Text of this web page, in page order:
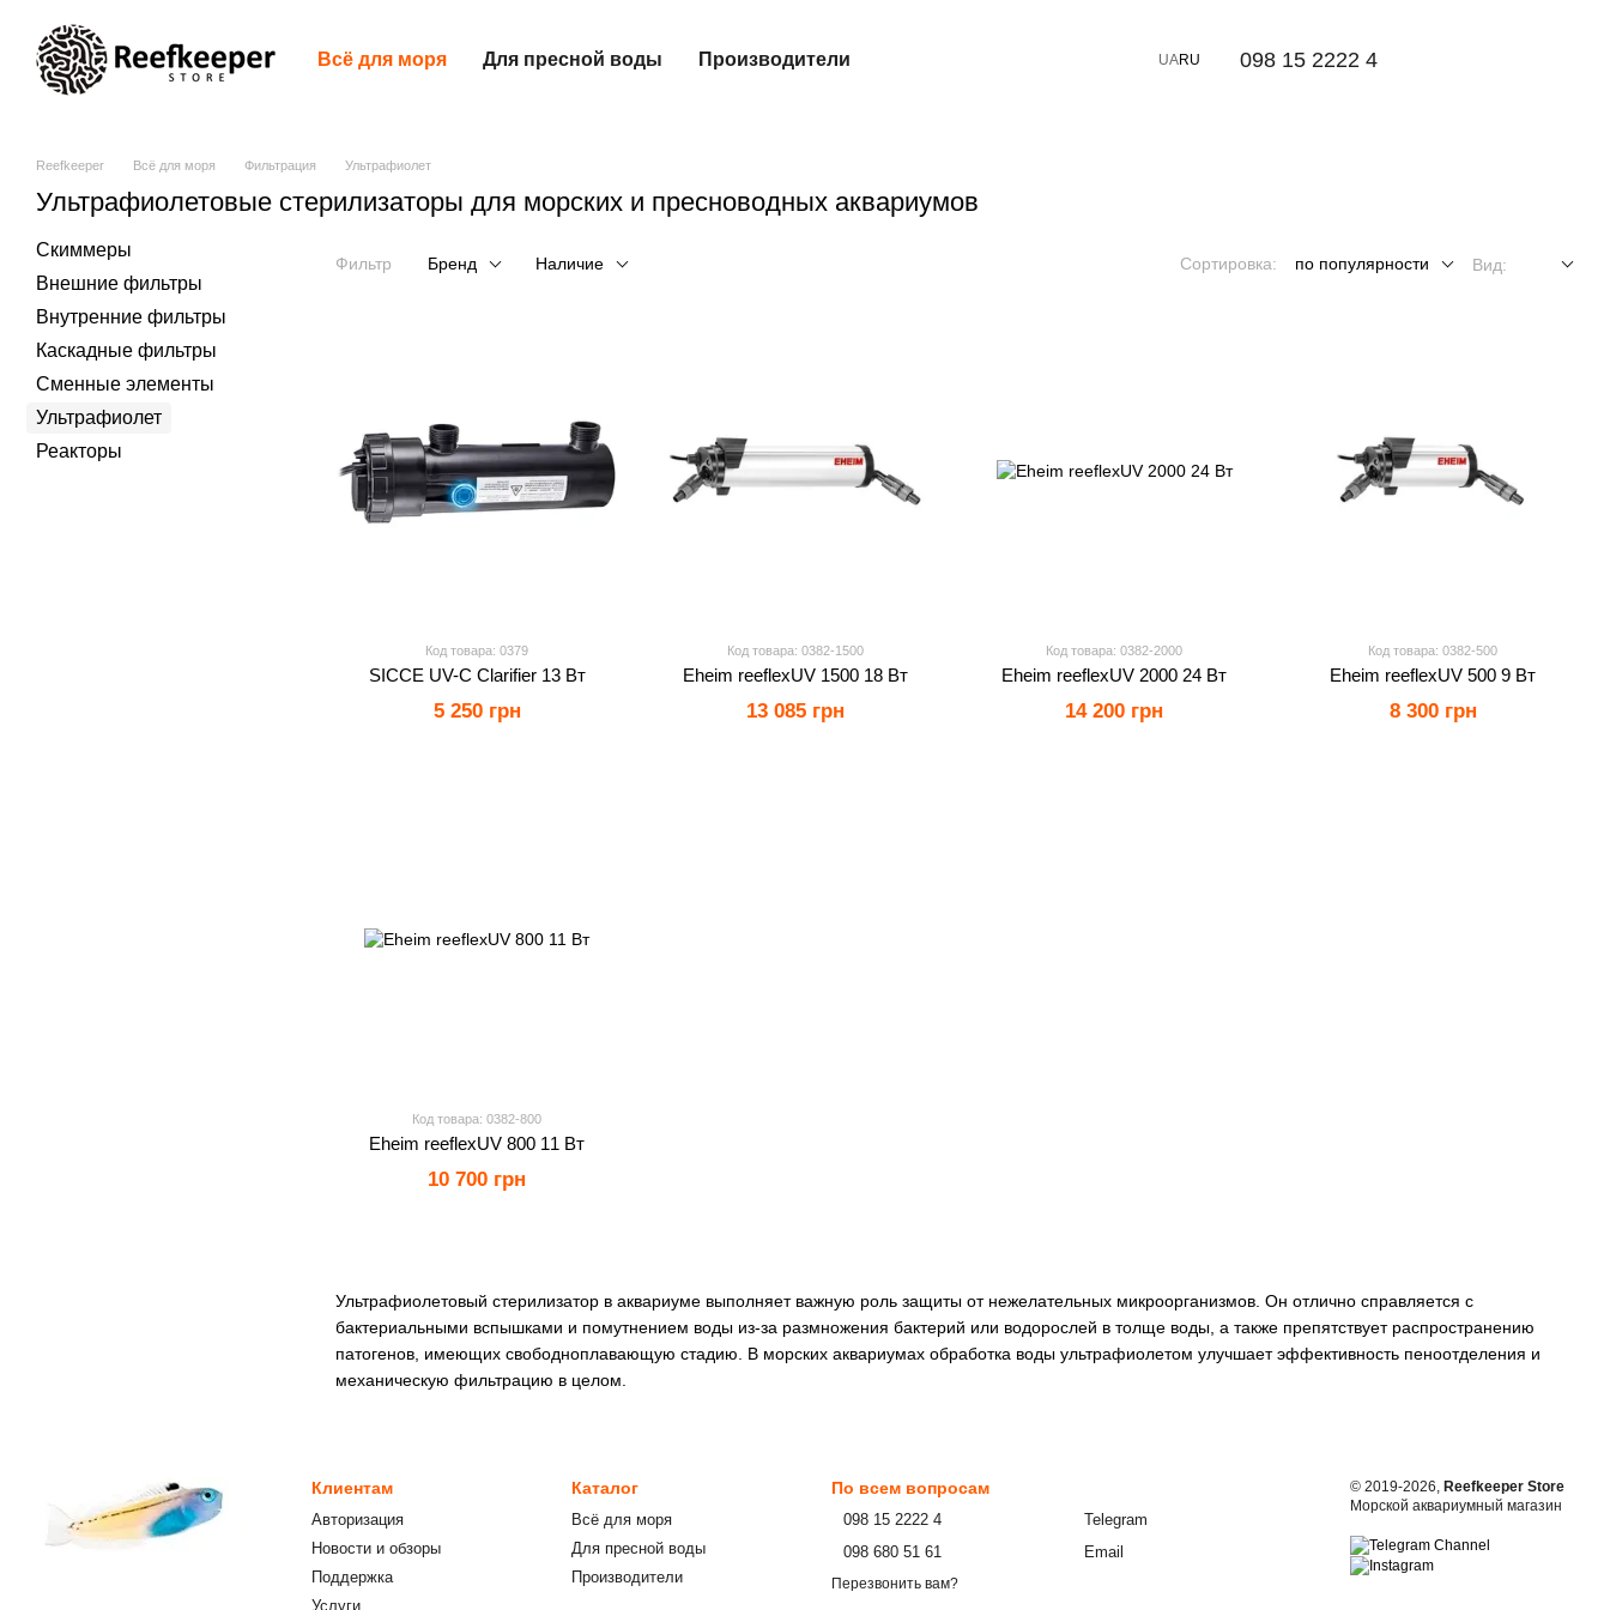
Всё для моря Для пресной воды Производители UARU ⠀098 15 2222 4
Reefkeeper Всё для моря Фильтрация Ультрафиолет
Ультрафиолетовые стерилизаторы для морских и пресноводных аквариумов
Фильтр Бренд Наличие Сортировка: по популярности Вид:
Ультрафиолетовый стерилизатор в аквариуме выполняет важную роль защиты от нежелательных микроорганизмов. Он отлично справляется с
бактериальными вспышками и помутнением воды из-за размножения бактерий или водорослей в толще воды, а также препятствует распространению
патогенов, имеющих свободноплавающую стадию. В морских аквариумах обработка воды ультрафиолетом улучшает эффективность пеноотделения и
механическую фильтрацию в целом.
Код товара: 0379
SICCE UV-C Clarifier 13 Вт
5 250 грн
Код товара: 0382-1500
Eheim reeflexUV 1500 18 Вт
13 085 грн
Код товара: 0382-2000
Eheim reeflexUV 2000 24 Вт
14 200 грн
Код товара: 0382-500
Eheim reeflexUV 500 9 Вт
8 300 грн
Код товара: 0382-800
Eheim reeflexUV 800 11 Вт
10 700 грн
Скиммеры
Внешние фильтры
Внутренние фильтры
Каскадные фильтры
Сменные элементы
Ультрафиолет
Реакторы
Клиентам
Авторизация
Новости и обзоры
Поддержка
Услуги
Каталог
Всё для моря
Для пресной воды
Производители
По всем вопросам
⠀098 15 2222 4
⠀098 680 51 61
Перезвонить вам?
Telegram
Email
© 2019-2026, Reefkeeper Store
Морской аквариумный магазин